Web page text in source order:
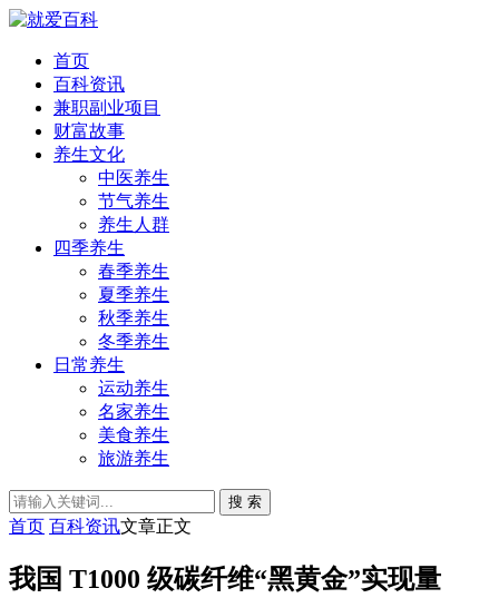
首页
百科资讯
兼职副业项目
财富故事
养生文化
中医养生
节气养生
养生人群
四季养生
春季养生
夏季养生
秋季养生
冬季养生
日常养生
运动养生
名家养生
美食养生
旅游养生
搜 索
首页 百科资讯文章正文
我国 T1000 级碳纤维“黑黄金”实现量